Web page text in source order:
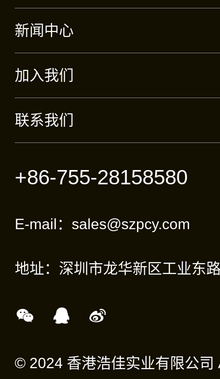
新闻中心
加入我们
联系我们
+86-755-28158580
E-mail：sales@szpcy.com
地址：深圳市龙华新区工业东
© 2024 香港浩佳实业有限公司